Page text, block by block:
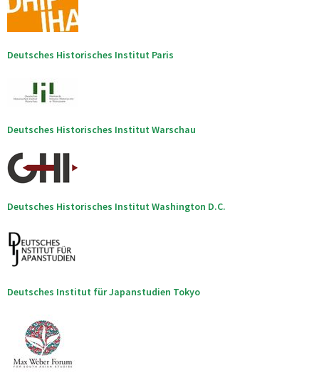
Deutsches Historisches Institut Paris
Deutsches Historisches Institut Warschau
Deutsches Historisches Institut Washington D.C.
Deutsches Institut für Japanstudien Tokyo